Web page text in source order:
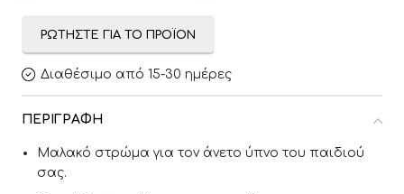
ΡΩΤΉΣΤΕ ΓΙΑ ΤΟ ΠΡΟΪΌΝ
Διαθέσιμο από 15-30 ημέρες
ΠΕΡΙΓΡΑΦΉ
Μαλακό στρώμα για τον άνετο ύπνο του παιδιού
σας.